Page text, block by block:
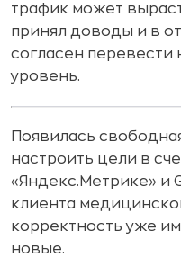
трафик может
принял доводы и в
согласен
уровень.
Появилась
настроить цели в
«Яндекс.Метрике» и
клиента
корректность уже
новые.